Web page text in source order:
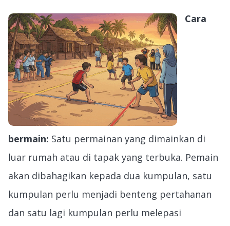
Cara
bermain: Satu permainan yang dimainkan di
luar rumah atau di tapak yang terbuka. Pemain
akan dibahagikan kepada dua kumpulan, satu
kumpulan perlu menjadi benteng pertahanan
dan satu lagi kumpulan perlu melepasi